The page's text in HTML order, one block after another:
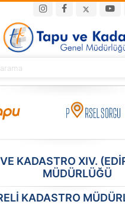
KADASTRO XIV.
MÜDÜRLÜĞÜ
KADASTRO